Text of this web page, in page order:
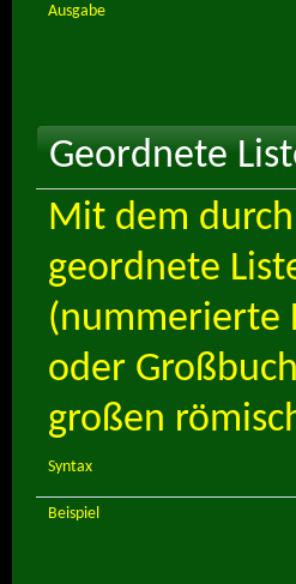
Ausgabe
Geordnete
Mit dem
geordnete
(nummerierte
oder
großen
Syntax
Beispiel